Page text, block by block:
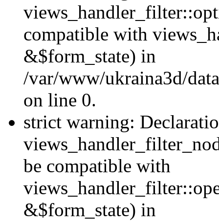
compatible with
&$form_state) in
/var/www/ukraina3d/
on line 0.
strict warning:
be compatible with
&$form_state) in